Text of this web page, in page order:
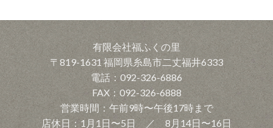
有限会社福ふくの里
〒819-1631 福岡県糸島市二丈福井6333
電話：092-326-6886
FAX：092-326-6888
営業時間：午前9時〜午後17時まで
店休日：1月1日〜5日 ／ 8月14日〜16日